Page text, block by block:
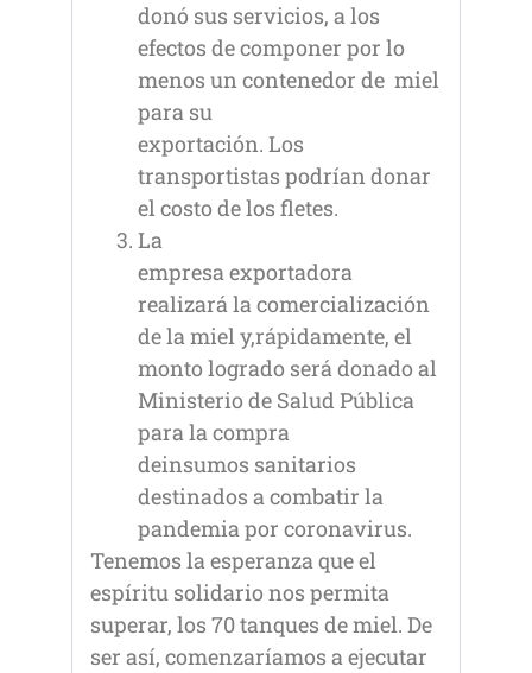
donó sus servicios, a los
efectos de componer por lo
menos un contenedor de miel
para su
exportación. Los
transportistas podrían donar
el costo de los fletes.
La
empresa exportadora
realizará la comercialización
de la miel y,rápidamente, el
monto logrado será donado al
Ministerio de Salud Pública
para la compra
deinsumos sanitarios
destinados a combatir la
pandemia por coronavirus.
Tenemos la esperanza que el
espíritu solidario nos permita
superar, los 70 tanques de miel. De
ser así, comenzaríamos a ejecutar